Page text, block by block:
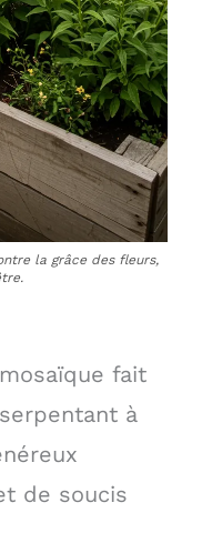
la grâce des fleurs,
fait
à
de soucis